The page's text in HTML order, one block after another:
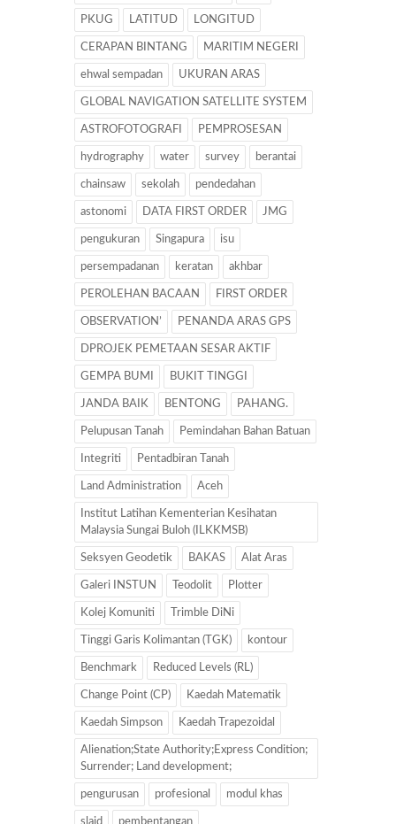
PKUG LATITUD LONGITUD
CERAPAN BINTANG MARITIM NEGERI
ehwal sempadan UKURAN ARAS
GLOBAL NAVIGATION SATELLITE SYSTEM
ASTROFOTOGRAFI PEMPROSESAN
hydrography water survey berantai
chainsaw sekolah pendedahan
astonomi DATA FIRST ORDER JMG
pengukuran Singapura isu
persempadanan keratan akhbar
PEROLEHAN BACAAN FIRST ORDER
OBSERVATION’ PENANDA ARAS GPS
DPROJEK PEMETAAN SESAR AKTIF
GEMPA BUMI BUKIT TINGGI
JANDA BAIK BENTONG PAHANG.
Pelupusan Tanah Pemindahan Bahan Batuan
Integriti Pentadbiran Tanah
Land Administration Aceh
Institut Latihan Kementerian Kesihatan
Malaysia Sungai Buloh (ILKKMSB)
Seksyen Geodetik BAKAS Alat Aras
Galeri INSTUN Teodolit Plotter
Kolej Komuniti Trimble DiNi
Tinggi Garis Kolimantan (TGK) kontour
Benchmark Reduced Levels (RL)
Change Point (CP) Kaedah Matematik
Kaedah Simpson Kaedah Trapezoidal
Alienation;State Authority;Express Condition;
Surrender; Land development;
pengurusan profesional modul khas
slaid pembentangan